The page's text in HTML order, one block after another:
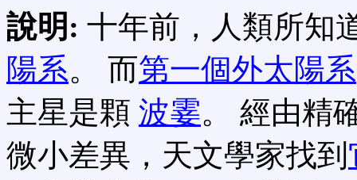
說明: 十年前，人類所知
陽系。 而第一個外太陽系
主星是顆 波霎。 經由精
微小差異，天文學家找到